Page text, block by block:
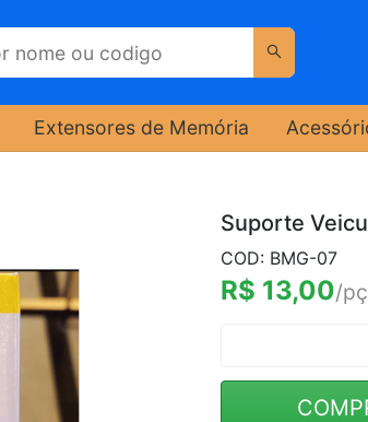
Extensores de Memória
Suporte
COD: BMG-07
R$ 13,00/pç